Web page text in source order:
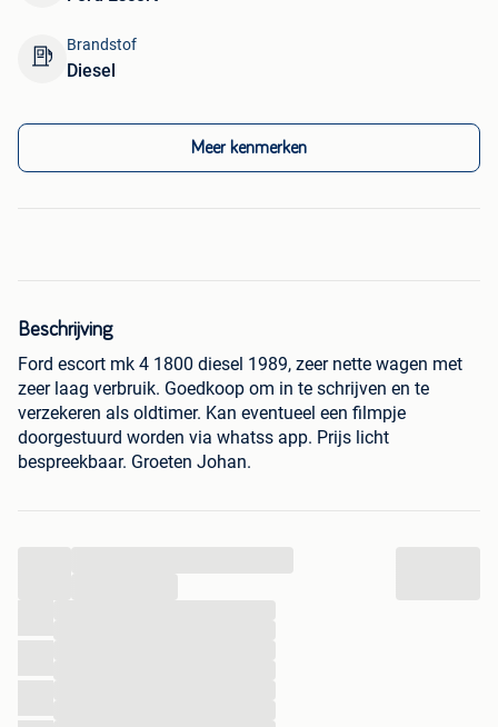
Brandstof
Diesel
Meer kenmerken
Beschrijving
Ford escort mk 4 1800 diesel 1989, zeer nette wagen met
zeer laag verbruik. Goedkoop om in te schrijven en te
verzekeren als oldtimer. Kan eventueel een filmpje
doorgestuurd worden via whatss app. Prijs licht
bespreekbaar. Groeten Johan.